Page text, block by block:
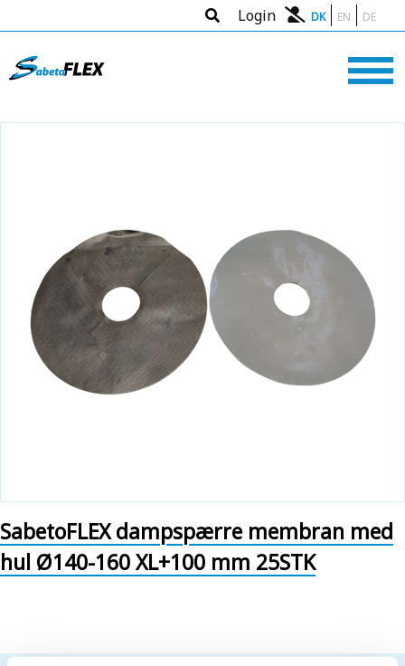
SabetoFLEX dampspærre membran med
hul Ø140-160 XL+100 mm 25STK
Login DK EN DE